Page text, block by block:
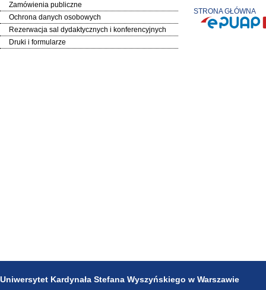
Zamówienia publiczne
Ochrona danych osobowych
Rezerwacja sal dydaktycznych i konferencyjnych
Druki i formularze
STRONA GŁÓWNA
Uniwersytet Kardynała Stefana Wyszyńskiego w Warszawie